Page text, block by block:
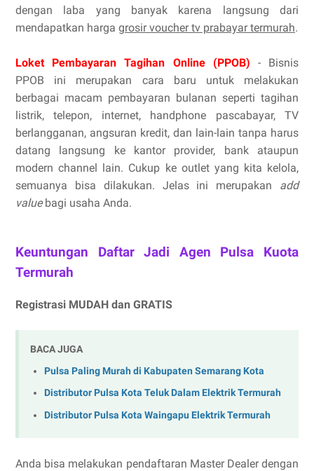
dengan laba yang banyak karena langsung dari
mendapatkan harga grosir voucher tv prabayar termurah.
Loket Pembayaran Tagihan Online (PPOB) - Bisnis
PPOB ini merupakan cara baru untuk melakukan
berbagai macam pembayaran bulanan seperti tagihan
listrik, telepon, internet, handphone pascabayar, TV
berlangganan, angsuran kredit, dan lain-lain tanpa harus
datang langsung ke kantor provider, bank ataupun
modern channel lain. Cukup ke outlet yang kita kelola,
semuanya bisa dilakukan. Jelas ini merupakan add
valuebagi usaha Anda.
Keuntungan Daftar Jadi Agen Pulsa Kuota
Termurah
Registrasi MUDAH dan GRATIS
BACA JUGA
Pulsa Paling Murah di Kabupaten Semarang Kota
Distributor Pulsa Kota Teluk Dalam Elektrik Termurah
Distributor Pulsa Kota Waingapu Elektrik Termurah
Anda bisa melakukan pendaftaran Master Dealer dengan